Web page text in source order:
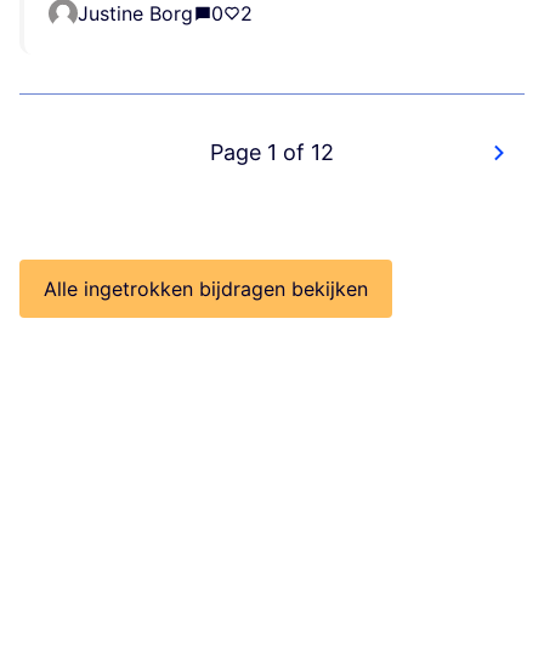
Justine Borg 0 2
Page 1 of 12
Alle ingetrokken bijdragen bekijken